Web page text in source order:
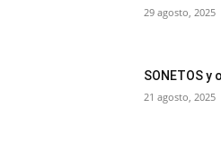
29 agosto, 2025
SONETOS
21 agosto, 2025